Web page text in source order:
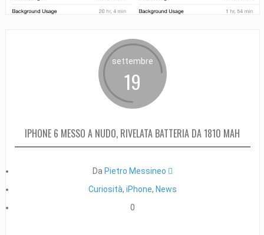
settembre
19
IPHONE 6 MESSO A NUDO, RIVELATA BATTERIA DA 1810 MAH
Da Pietro Messineo 
Curiosità, iPhone, News
0